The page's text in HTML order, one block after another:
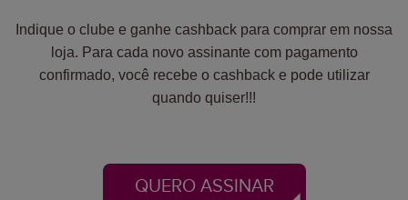
Indique o clube e ganhe cashback para comprar em nossa
loja. Para cada novo assinante com pagamento
confirmado, você recebe o cashback e pode utilizar
quando quiser!!!
QUERO ASSINAR